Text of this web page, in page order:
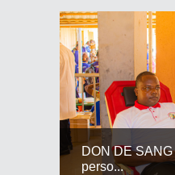
DON DE SANG
perso...